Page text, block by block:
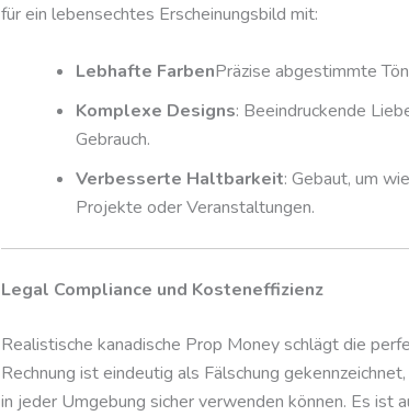
für ein lebensechtes Erscheinungsbild mit:
Lebhafte FarbenPräzise abgestimmte
Komplexe Designs: Beeindruckende
Gebrauch.
Verbesserte Haltbarkeit: Gebaut, um
Projekte oder Veranstaltungen.
Legal Compliance und Kosteneffizienz
Realistische kanadische Prop Money schlägt die
Rechnung ist eindeutig als Fälschung
in jeder Umgebung sicher verwenden können. Es ist